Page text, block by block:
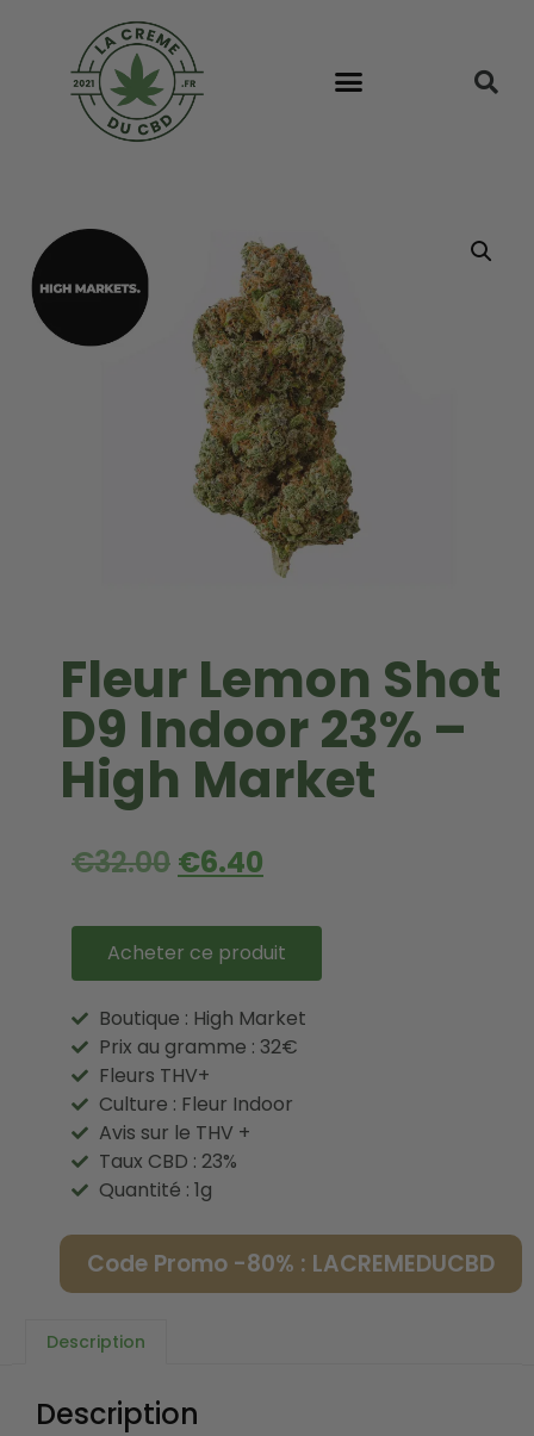
Fleur Lemon Shot
D9 Indoor 23% –
High Market
€32.00 €6.40
Acheter ce produit
Boutique : High Market
Prix au gramme : 32€
Fleurs THV+
Culture : Fleur Indoor
Avis sur le THV +
Taux CBD : 23%
Quantité : 1g
Code Promo -80% : LACREMEDUCBD
Description
Description